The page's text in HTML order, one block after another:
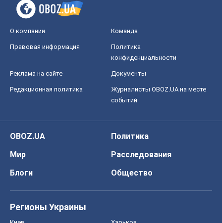
О компании Команда
Правовая информация
Политика
конфиденциальности
Реклама на сайте Документы
Редакционная политика
Журналисты OBOZ.UA на месте
событий
OBOZ.UA
Политика
Мир
Расследования
Блоги
Общество
Регионы Украины